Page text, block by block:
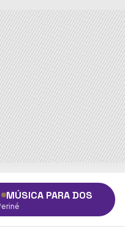
MÚSICA PARA DOS